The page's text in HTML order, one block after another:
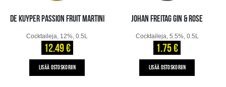
DE KUYPER PASSION FRUIT MARTINI
Cocktaileja, 12%, 0.5L
12.49 €
LISÄÄ OSTOSKORIIN
JOHAN FREITAG GIN & ROSE
Cocktaileja, 5.5%, 0.5L
1.75 €
LISÄÄ OSTOSKORIIN